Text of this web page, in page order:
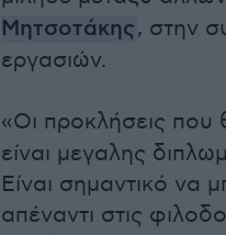
Μητσοτάκης, στην
εργασιών.
«Οι προκλήσεις που
είναι μεγαλης
Είναι σημαντικό
απέναντι στις